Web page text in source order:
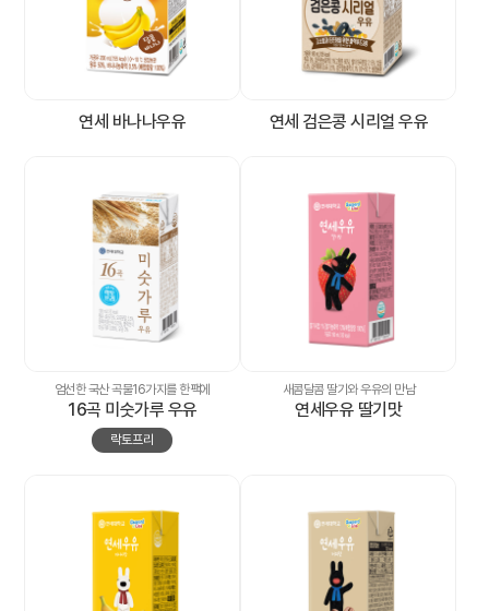
아
디
어
대
리
사
항
연세 바나나우유 연세 검은콩 시리얼 우유
엄선한 국산 곡물16가지를 한팩에
16곡 미숫가루 우유
락토프리
새콤달콤 딸기와 우유의 만남
연세우유 딸기맛